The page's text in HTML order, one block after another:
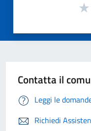
Contatta il
Leggi le
Richiedi